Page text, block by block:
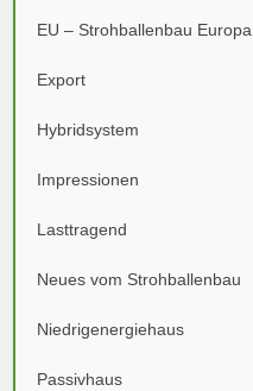
EU – Strohballenbau Europa
Export
Hybridsystem
Impressionen
Lasttragend
Neues vom Strohballenbau
Niedrigenergiehaus
Passivhaus